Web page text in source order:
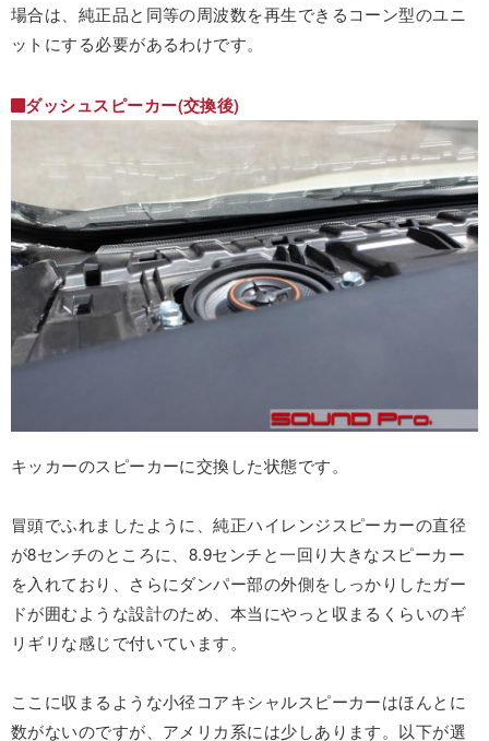
場合は、純正品と同等の周波数を再生できるコーン型のユニ
ットにする必要があるわけです。
ダッシュスピーカー(交換後)
キッカーのスピーカーに交換した状態です。
冒頭でふれましたように、純正ハイレンジスピーカーの直径
が8センチのところに、8.9センチと一回り大きなスピーカー
を入れており、さらにダンパー部の外側をしっかりしたガー
ドが囲むような設計のため、本当にやっと収まるくらいのギ
リギリな感じで付いています。
ここに収まるような小径コアキシャルスピーカーはほんとに
数がないのですが、アメリカ系には少しあります。以下が選